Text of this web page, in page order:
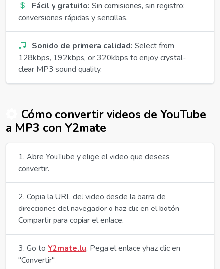
Fácil y gratuito: Sin comisiones, sin registro:
conversiones rápidas y sencillas.
Sonido de primera calidad: Select from
128kbps, 192kbps, or 320kbps to enjoy crystal-
clear MP3 sound quality.
Cómo convertir videos de YouTube
a MP3 con Y2mate
Abre YouTube y elige el video que deseas
convertir.
Copia la URL del video desde la barra de
direcciones del navegador o haz clic en el botón
Compartir para copiar el enlace.
Go to Y2mate.lu, Pega el enlace yhaz clic en
"Convertir".